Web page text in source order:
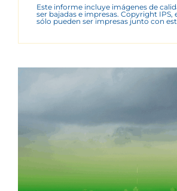
Este informe incluye imágenes de
ser bajadas e impresas. Copyright IPS,
sólo pueden ser impresas junto con